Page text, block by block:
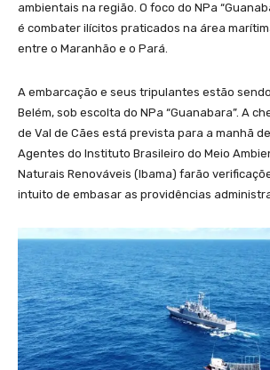
ambientais na região. O foco do NPa
é combater ilícitos praticados na área
entre o Maranhão e o Pará.
A embarcação e seus tripulantes estão
Belém, sob escolta do NPa “Guanabara”. A
de Val de Cães está prevista para a manhã
Agentes do Instituto Brasileiro do Meio
Naturais Renováveis (Ibama) farão
intuito de embasar as providências